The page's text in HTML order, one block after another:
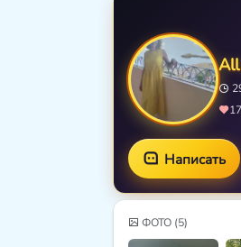
17
Написать
ФОТО (5)